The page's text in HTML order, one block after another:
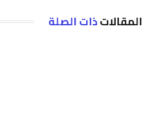
المقالاتذات الصلة